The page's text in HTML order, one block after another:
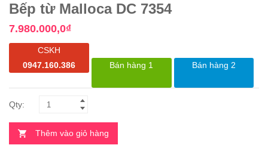
Bếp từ Malloca DC 7354
7.980.000,0₫
CSKH
0947.160.386
Bán hàng 1 Bán hàng 2
Thêm vào giỏ hàng